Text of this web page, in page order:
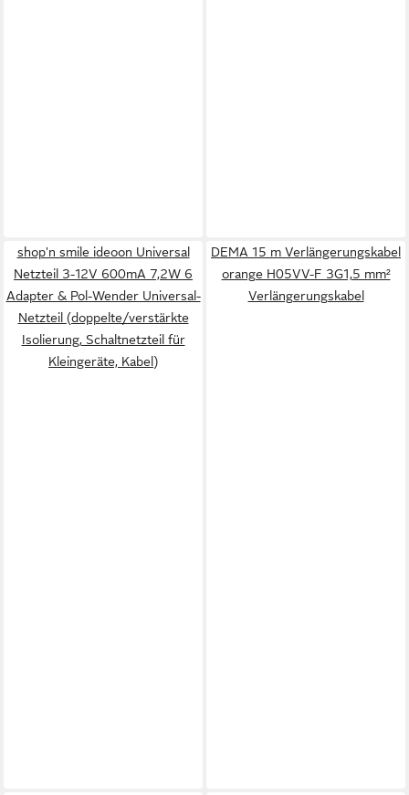
shop'n smile ideoon Universal
Netzteil 3-12V 600mA 7,2W 6
Adapter & Pol-Wender Universal-
Netzteil (doppelte/verstärkte
Isolierung, Schaltnetzteil für
Kleingeräte, Kabel)
DEMA 15 m Verlängerungskabel
orange H05VV-F 3G1,5 mm²
Verlängerungskabel